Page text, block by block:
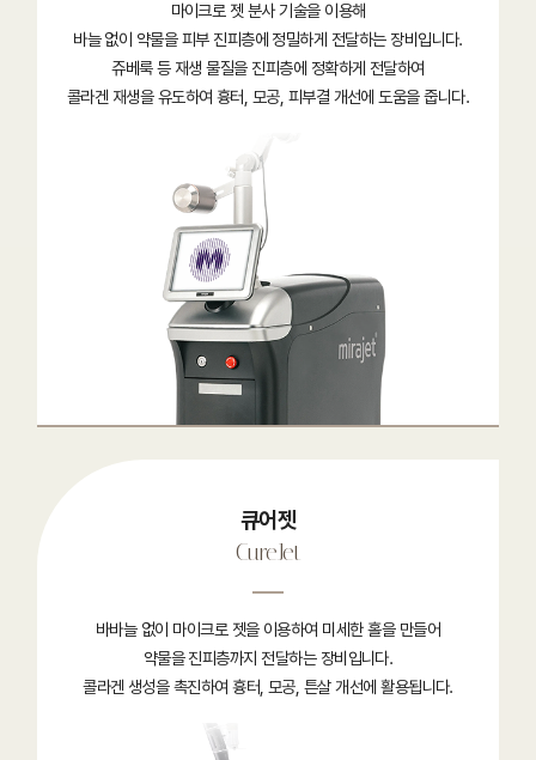
마이크로 젯 분사 기술을 이용해
바늘 없이 약물을 피부 진피층에 정밀하게 전달하는 장비입니다.
쥬베룩 등 재생 물질을 진피층에 정확하게 전달하여
콜라겐 재생을 유도하여 흉터, 모공, 피부결 개선에 도움을 줍니다.
큐어젯
CureJet
바바늘 없이 마이크로 젯을 이용하여 미세한 홀을 만들어
약물을 진피층까지 전달하는 장비입니다.
콜라겐 생성을 촉진하여 흉터, 모공, 튼살 개선에 활용됩니다.